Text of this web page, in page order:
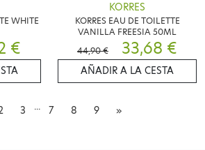
WHITE
€
KORRES
KORRES EAU DE TOILETTE
VANILLA FREESIA 50ML
44,90 €
33,68 €
AÑADIR A LA CESTA
3 ... 7 8 9 »